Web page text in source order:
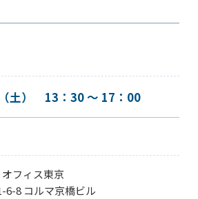
土） 13：30 〜 17：00
フィス東京
6-8 コルマ京橋ビル